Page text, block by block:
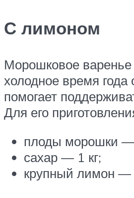
С лимоном
Морошковое
холодное время года
помогает
Для его
плоды морошки —
сахар — 1 кг;
крупный лимон —